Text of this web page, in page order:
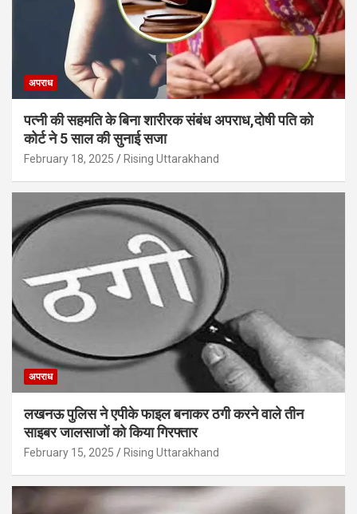
अपराध
पत्नी की सहमति के बिना शारीरक संबंध अपराध,दोषी पति को
कोर्ट ने 5 साल की सुनाई सजा
February 18, 2025 Rising Uttarakhand
अपराध
लखनऊ पुलिस ने एपीके फाइल बनाकर ठगी करने वाले तीन
साइबर जालसाजों को किया गिरफ्तार
February 15, 2025 Rising Uttarakhand